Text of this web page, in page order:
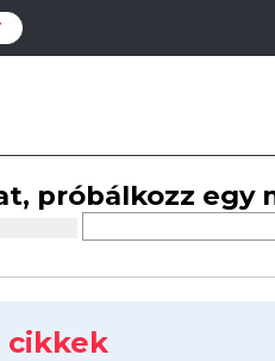
próbálkozz egy
cikkek